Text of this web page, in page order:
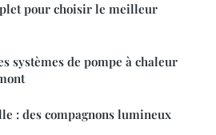
pour choisir le meilleur
systèmes de pompe à chaleur
: des compagnons lumineux